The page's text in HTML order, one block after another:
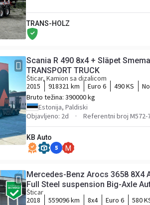
TRANS-HOLZ
Scania R 490 8x4 + Släpet
TRANSPORT TRUCK
Šticar, Kamion sa dizalicom
2015
918321 km Euro 6 490 KS
Bruto težina: 390000 kg
Estonija, Paldiski
Objavljeno: 2d
Referentni broj M572-
KB Auto
5 M
Mercedes-Benz Arocs 3658 8X4
Full Steel suspension Big-Axle
Šticar
2018
559096 km 8x4 Euro 6 580